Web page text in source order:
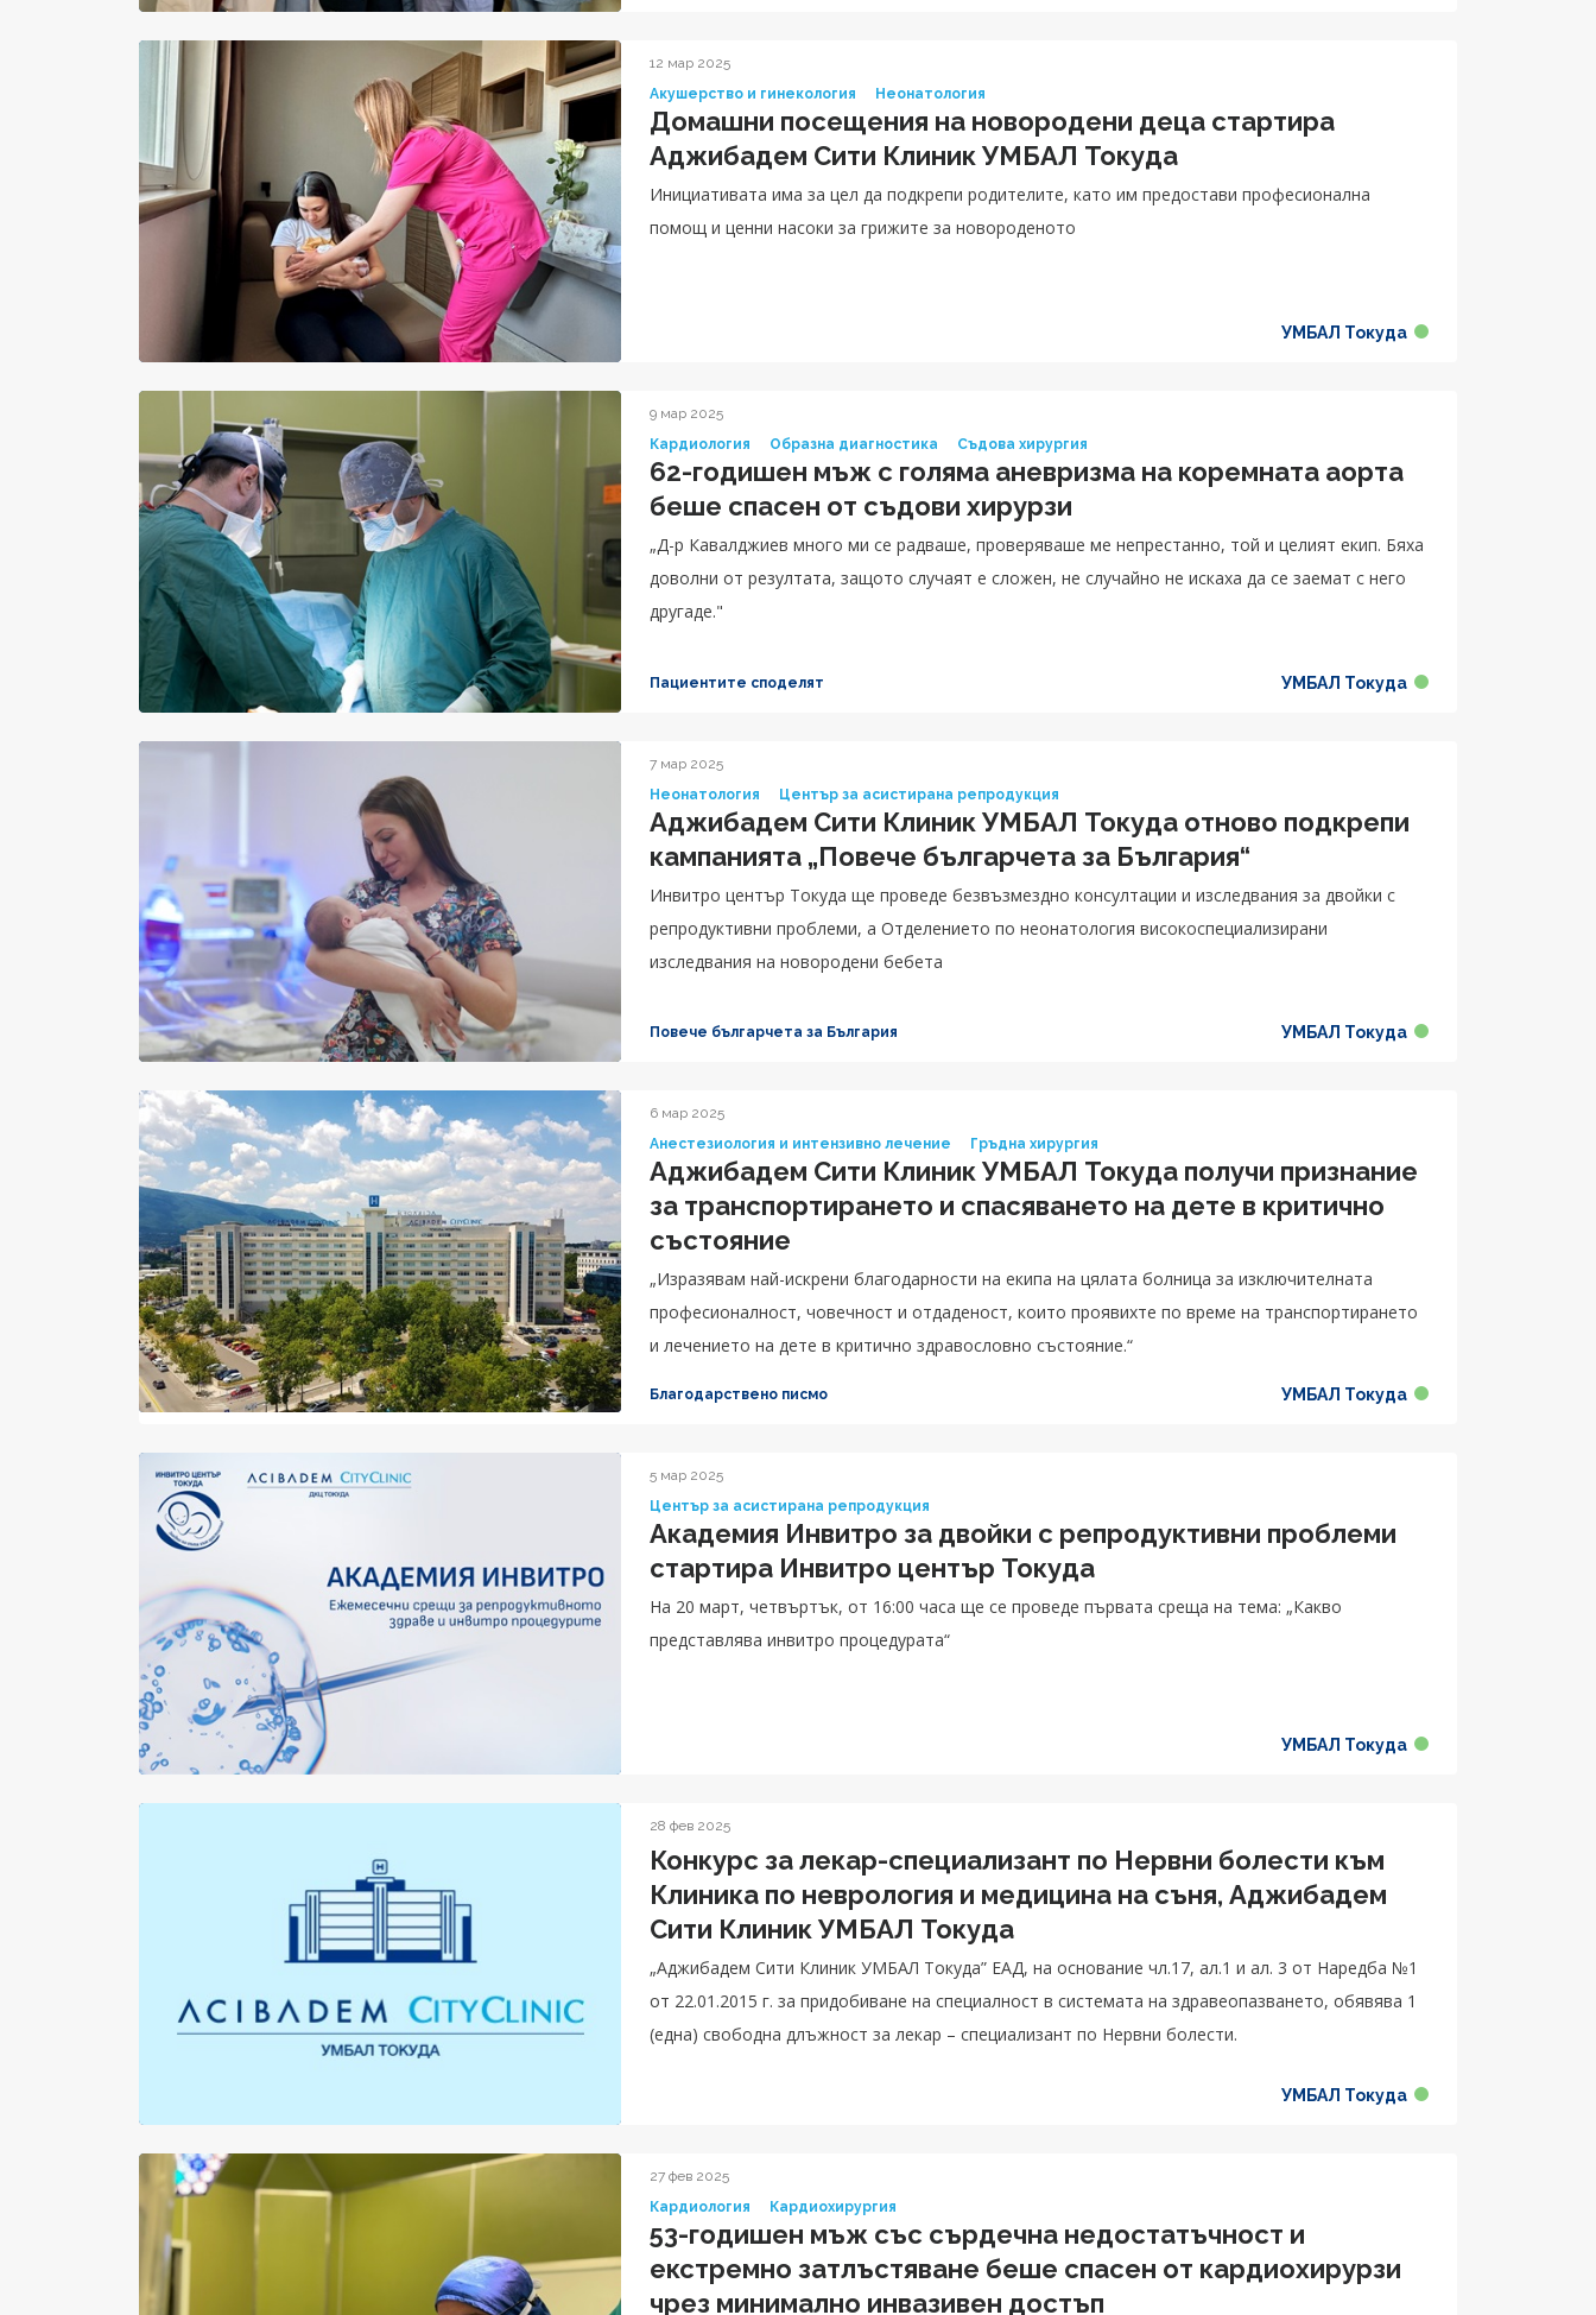
12 мар 2025
Акушерство и гинекология
Неонатология
Домашни посещения на новородени деца стартира
Аджибадем Сити Клиник УМБАЛ Токуда
Инициативата има за цел да подкрепи родителите, като им предостави професионална
помощ и ценни насоки за грижите за новороденото
УМБАЛ Токуда
9 мар 2025
Кардиология
Образна диагностика Съдова хирургия
62-годишен мъж с голяма аневризма на коремната аорта
беше спасен от съдови хирурзи
„Д-р Кавалджиев много ми се радваше, проверяваше ме непрестанно, той и целият екип. Бяха
доволни от резултата, защото случаят е сложен, не случайно не искаха да се заемат с него
другаде."
Пациентите споделят УМБАЛ Токуда
7 мар 2025
Неонатология
Център за асистирана репродукция
Аджибадем Сити Клиник УМБАЛ Токуда отново подкрепи
кампанията „Повече българчета за България“
Инвитро център Токуда ще проведе безвъзмездно консултации и изследвания за двойки с
репродуктивни проблеми, а Отделението по неонатология високоспециализирани
изследвания на новородени бебета
Повече българчета за България УМБАЛ Токуда
6 мар 2025
Анестезиология и интензивно лечение
Гръдна хирургия
Аджибадем Сити Клиник УМБАЛ Токуда получи признание
за транспортирането и спасяването на дете в критично
състояние
„Изразявам най-искрени благодарности на екипа на цялата болница за изключителната
професионалност, човечност и отдаденост, които проявихте по време на транспортирането
и лечението на дете в критично здравословно състояние.“
Благодарствено писмо УМБАЛ Токуда
5 мар 2025
Център за асистирана репродукция
Академия Инвитро за двойки с репродуктивни проблеми
стартира Инвитро център Токуда
На 20 март, четвъртък, от 16:00 часа ще се проведе първата среща на тема: „Какво
представлява инвитро процедурата“
УМБАЛ Токуда
28 фев 2025
Конкурс за лекар-специализант по Нервни болести към
Клиника по неврология и медицина на съня, Аджибадем
Сити Клиник УМБАЛ Токуда
„Аджибадем Сити Клиник УМБАЛ Токуда” ЕАД, на основание чл.17, ал.1 и ал. 3 от Наредба №1
от 22.01.2015 г. за придобиване на специалност в системата на здравеопазването, обявява 1
(една) свободна длъжност за лекар – специализант по Нервни болести.
УМБАЛ Токуда
27 фев 2025
Кардиология
Кардиохирургия
53-годишен мъж със сърдечна недостатъчност и
екстремно затлъстяване беше спасен от кардиохирурзи
чрез минимално инвазивен достъп